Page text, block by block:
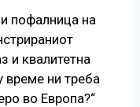
пофалница на
и квалитетна
време ни треба
во Европа?“